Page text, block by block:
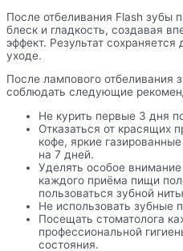
После отбеливания Flash зубы
блеск и гладкость, создавая
эффект. Результат
уходе.
После лампового отбеливания
соблюдать следующие
Не курить первые 3 дня
Отказаться от красящих
кофе, яркие
на 7 дней.
Уделять особое
каждого приёма пищи
пользоваться зубной
Не использовать зубные
Посещать стоматолога
профессиональной
состояния.